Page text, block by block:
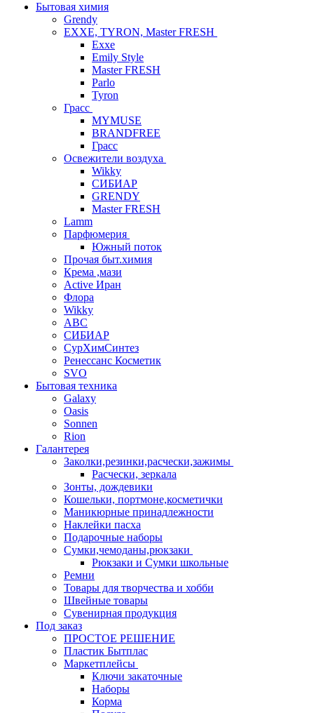
Бытовая химия
Grendy
EXXE, TYRON, Master FRESH
Exxe
Emily Style
Master FRESH
Parlo
Tyron
Грасс
MYMUSE
BRANDFREE
Грасс
Освежители воздуха
Wikky
СИБИАР
GRENDY
Master FRESH
Lamm
Парфюмерия
Южный поток
Прочая быт.химия
Крема ,мази
Аctive Иран
Флора
Wikky
АВС
СИБИАР
СурХимСинтез
Ренессанс Косметик
SVO
Бытовая техника
Galaxy
Oasis
Sonnen
Rion
Галантерея
Заколки,резинки,расчески,зажимы
Расчески, зеркала
Зонты, дождевики
Кошельки, портмоне,косметички
Маникюрные принадлежности
Наклейки пасха
Подарочные наборы
Сумки,чемоданы,рюкзаки
Рюкзаки и Сумки школьные
Ремни
Товары для творчества и хобби
Швейные товары
Сувенирная продукция
Под заказ
ПРОСТОЕ РЕШЕНИЕ
Пластик Бытплас
Маркетплейсы
Ключи закаточные
Наборы
Корма